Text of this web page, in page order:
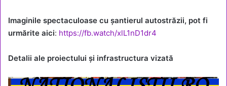
Imaginile spectaculoase cu șantierul autostrăzii, pot fi
urmărite aici: https://fb.watch/xlL1nD1dr4
Detalii ale proiectului și infrastructura vizată